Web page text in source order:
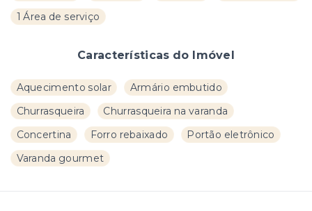
1 Área de serviço
Características do Imóvel
Aquecimento solar
Armário embutido
Churrasqueira
Churrasqueira na varanda
Concertina
Forro rebaixado
Portão eletrônico
Varanda gourmet